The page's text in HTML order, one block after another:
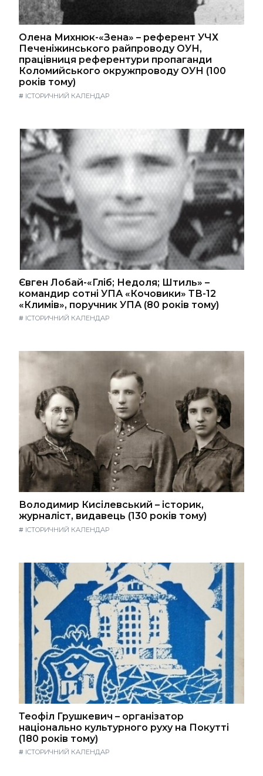
Олена Михнюк-«Зена» – референт УЧХ
Печеніжинського райпроводу ОУН,
працівниця референтури пропаганди
Коломийського окружпроводу ОУН (100
років тому)
# ІСТОРИЧНИЙ КАЛЕНДАР
Євген Лобай-«Гліб; Недоля; Штиль» –
командир сотні УПА «Кочовики» ТВ-12
«Климів», поручник УПА (80 років тому)
# ІСТОРИЧНИЙ КАЛЕНДАР
Володимир Кисілевський – історик,
журналіст, видавець (130 років тому)
# ІСТОРИЧНИЙ КАЛЕНДАР
Теофіл Грушкевич – організатор
національно культурного руху на Покутті
(180 років тому)
# ІСТОРИЧНИЙ КАЛЕНДАР